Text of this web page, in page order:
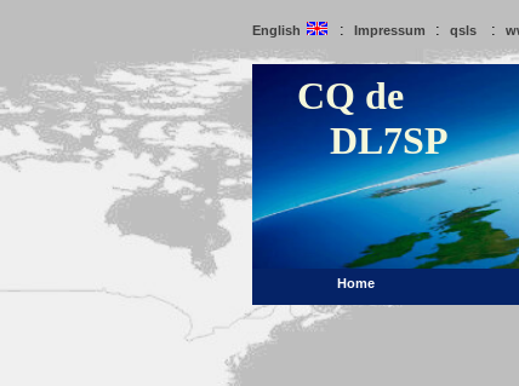
English : Impressum : qsls :
CQ de
DL7SP
Home